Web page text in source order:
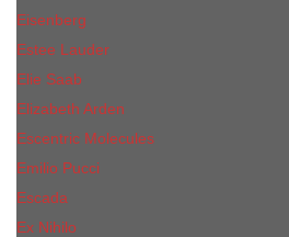
Eisenberg
Еsteе Lаudеr
Elie Saab
Elizabeth Arden
Escentric Molecules
Emilio Pucci
Escada
Ex Nihilo